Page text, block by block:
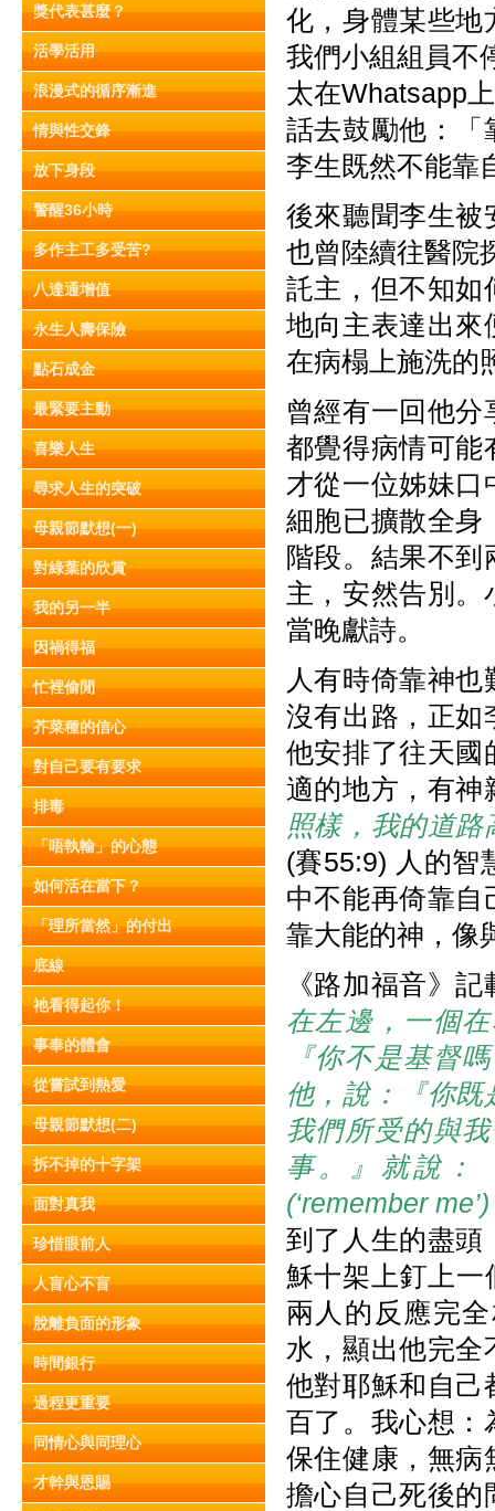
獎代表甚麼？
活學活用
浪漫式的循序漸進
情與性交鋒
放下身段
警醒36小時
多作主工多受苦?
八達通增值
永生人壽保險
點石成金
最緊要主動
喜樂人生
尋求人生的突破
母親節默想(一)
對綠葉的欣賞
我的另一半
因禍得福
忙裡偷閒
芥菜種的信心
對自己要有要求
排毒
「唔執輸」的心態
如何活在當下？
「理所當然」的付出
底線
祂看得起你！
事奉的體會
從嘗試到熱愛
母親節默想(二)
拆不掉的十字架
面對真我
珍惜眼前人
人盲心不盲
脫離負面的形象
時間銀行
過程更重要
同情心與同理心
才幹與恩賜
化，身體某些地
我們小組組員不
太在Whatsapp
話去鼓勵他：「
李生既然不能靠
後來聽聞李生被
也曾陸續往醫院
託主，但不知如
地向主表達出來
在病榻上施洗的
曾經有一回他
都覺得病情可能
才從一位姊妹口
細胞已擴散全身
階段。結果不
主，安然告別。
當晚獻詩。
人有時倚靠神
沒有出路，正如
他安排了往天國
適的地方，有神
照樣，我的道
(賽55:9) 人的智
中不能再倚靠自
靠大能的神，像
《路加福音》
在左邊，一個
『你不是基督
他，說：『你
我們所受的與
事。』就說：
(‘remember
到了人生的盡頭
穌十架上釘上
兩人的反應完
水，顯出他完全
他對耶穌和自己
百了。我心想：
保住健康，無病
擔心自己死後的